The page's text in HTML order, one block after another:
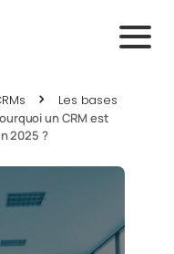
Les bases
un CRM est
2025 ?